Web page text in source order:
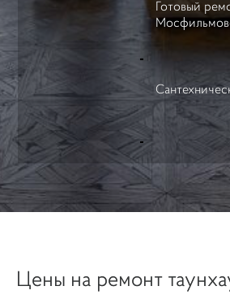
Готовый
Цены на ремонт